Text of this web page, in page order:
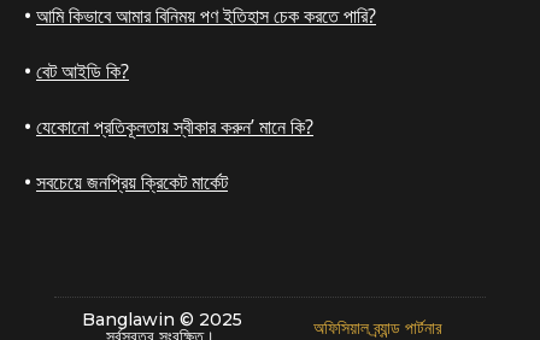
আমি কিভাবে আমার বিনিময় পণ ইতিহাস চেক করতে পারি?
বেট আইডি কি?
যেকোনো প্রতিকূলতায় স্বীকার করুন’ মানে কি?
সবচেয়ে জনপ্রিয় ক্রিকেট মার্কেট
Banglawin © 2025 অফিসিয়াল ব্র্যান্ড পার্টনার